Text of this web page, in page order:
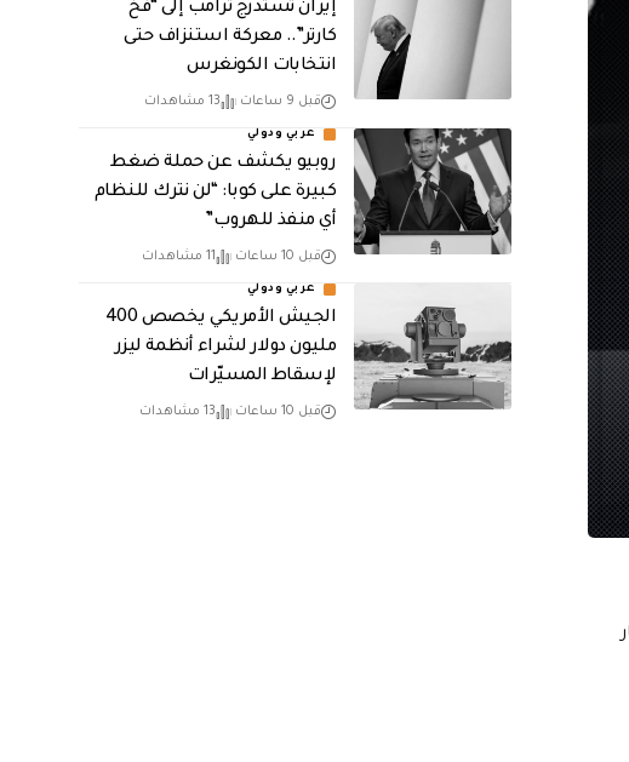
إيران تستدرج ترامب إلى “فخ
كارتر”.. معركة استنزاف حتى
انتخابات الكونغرس
قبل 9 ساعات 13 مشاهدات
عربي ودولي
روبيو يكشف عن حملة ضغط
كبيرة على كوبا: “لن نترك للنظام
أي منفذ للهروب”
قبل 10 ساعات 11 مشاهدات
عربي ودولي
الجيش الأمريكي يخصص 400
مليون دولار لشراء أنظمة ليزر
لإسقاط المسيّرات
قبل 10 ساعات 13 مشاهدات